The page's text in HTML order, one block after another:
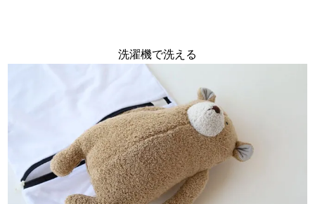
洗濯機で洗える